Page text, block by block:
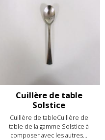
Cuillère de table
Solstice
Cuillère de tableCuillère de
table de la gamme Solstice à
composer avec les autres...